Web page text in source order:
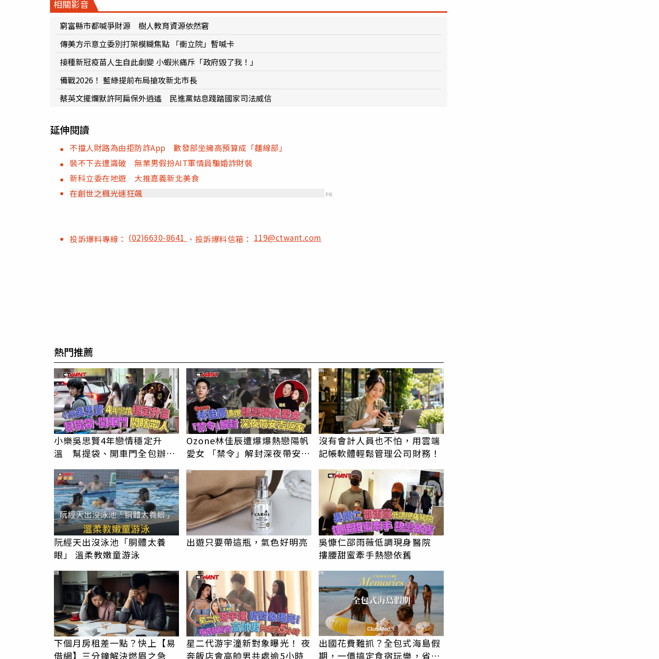
相關影音
窮富縣市都喊爭財源 樹人教育資源依然窘
傳美方示意立委別打架模糊焦點 「衝立院」暫喊卡
接種新冠疫苗人生自此劇變 小蝦米痛斥「政府毀了我！」
備戰2026！ 藍綠提前布局搶攻新北市長
蔡英文擺爛默許阿扁保外逍遙 民進黨姑息踐踏國家司法威信
延伸閱讀
不擋人財路為由拒防詐App 數發部坐擁高預算成「麵線部」
裝不下去遭識破 無業男假扮AIT軍情員騙婚詐財裝
新科立委在地遊 大推嘉義新北美食
在創世之楓光速狂飆
PR
投訴爆料專線： (02)6630-8641 、投訴爆料信箱：119@ctwant.com
熱門推薦
小樂吳思賢4年戀情穩定升
溫 幫提袋、開車門全包辦閃
瞎眾人
Ozone林佳辰遭爆爆熱戀陽帆
愛女 「禁令」解封深夜帶安吉
返家
沒有會計人員也不怕，用雲端
記帳軟體輕鬆管理公司財務！
PR
阮經天出沒泳池「胴體太養
眼」 溫柔教嫩童游泳
出遊只要帶這瓶，氣色好明亮
PR
吳慷仁邵雨薇低調現身醫院
摟腰甜蜜牽手熱戀依舊
下個月房租差一點？快上【易
借網】三分鐘解決燃眉之急
PR
星二代游宇潼新對象曝光！ 夜
奔飯店會高帥男共處逾5小時
出國花費難抓？全包式海島假
期，一價搞定食宿玩樂，省錢
PR